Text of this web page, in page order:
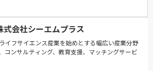
式会社シーエムプラス
イフサイエンス産業を始めとする幅広い産業分野
コンサルティング、教育支援、マッチングサービ